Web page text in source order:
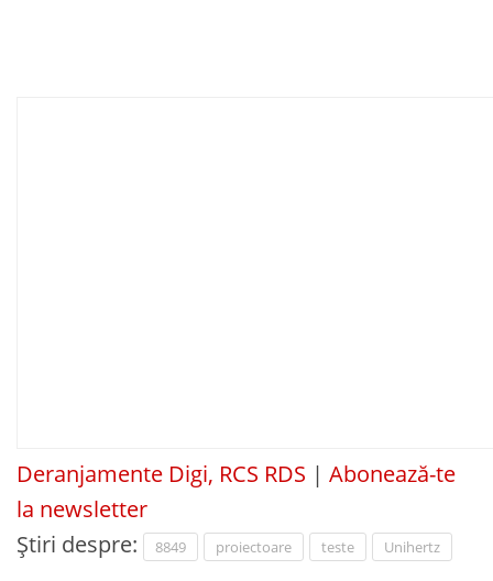
Deranjamente Digi, RCS RDS | Abonează-te
la newsletter
Știri despre:
8849 proiectoare teste Unihertz